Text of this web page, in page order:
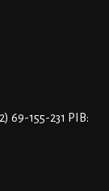
69-155-231 PIB: